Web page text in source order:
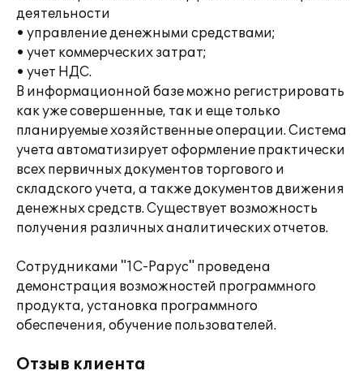
деятельности
• управление денежными средствами;
• учет коммерческих затрат;
• учет НДС.
В информационной базе можно регистрировать
как уже совершенные, так и еще только
планируемые хозяйственные операции. Система
учета автоматизирует оформление практически
всех первичных документов торгового и
складского учета, а также документов движения
денежных средств. Существует возможность
получения различных аналитических отчетов.
Сотрудниками "1С-Рарус" проведена
демонстрация возможностей программного
продукта, установка программного
обеспечения, обучение пользователей.
Отзыв клиента